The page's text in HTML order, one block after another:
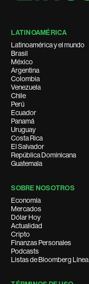
LATINOAMÉRICA
Latinoamérica y el mundo
Brasil
México
Argentina
Colombia
Venezuela
Chile
Perú
Ecuador
Panamá
Uruguay
Costa Rica
El Salvador
República Dominicana
Guatemala
SOBRE NOSOTROS
Economía
Mercados
Dólar Hoy
Actualidad
Cripto
Finanzas Personales
Podcasts
Listas de Bloomberg Línea